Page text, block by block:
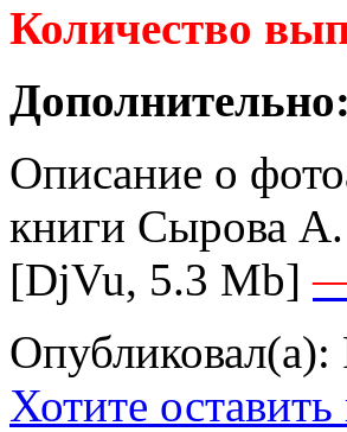
Количество
Дополнительно:
Описание о
книги Сырова А.
[DjVu, 5.3 Mb]
Опубликовал(а):
Хотите